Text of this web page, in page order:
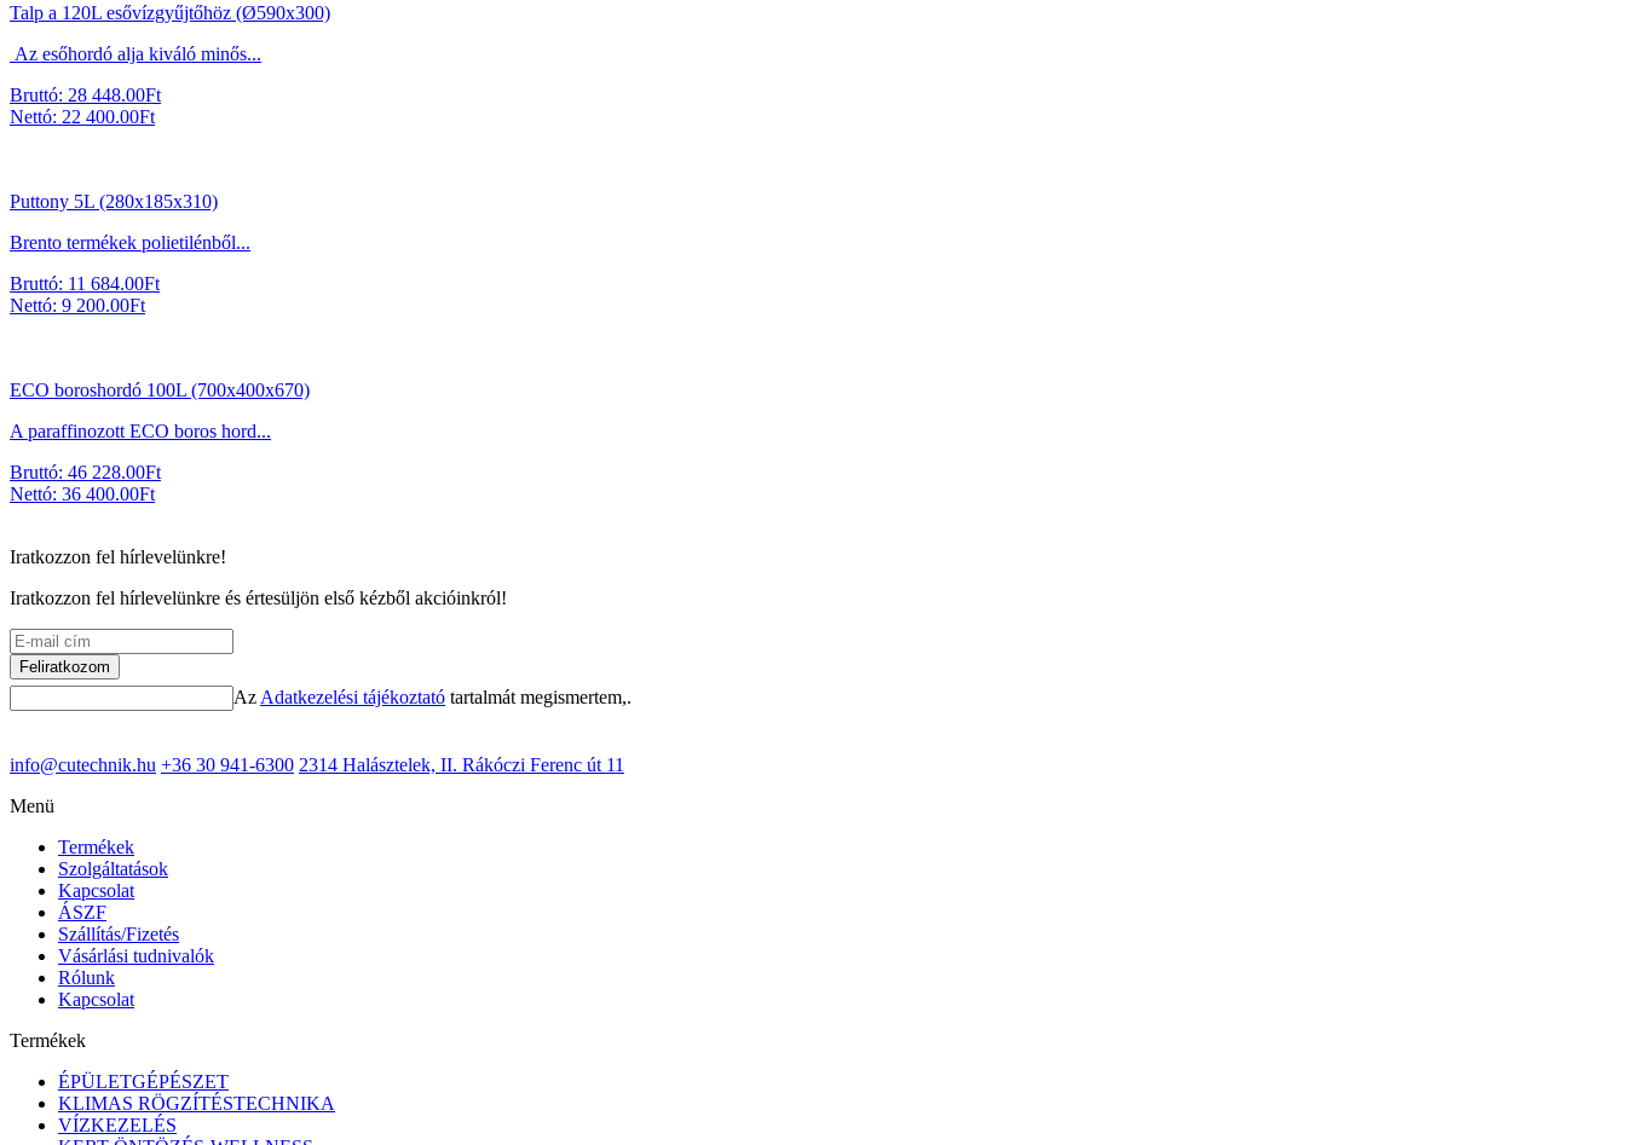
Talp a 120L esővízgyűjtőhöz (Ø590x300)
Az esőhordó alja kiváló minős...
Bruttó: 28 448.00Ft
Nettó: 22 400.00Ft
Puttony 5L (280x185x310)
Brento termékek polietilénből...
Bruttó: 11 684.00Ft
Nettó: 9 200.00Ft
ECO boroshordó 100L (700x400x670)
A paraffinozott ECO boros hord...
Bruttó: 46 228.00Ft
Nettó: 36 400.00Ft
Iratkozzon fel hírlevelünkre!
Iratkozzon fel hírlevelünkre és értesüljön első kézből akcióinkról!
Feliratkozom
Az Adatkezelési tájékoztató tartalmát megismertem,.
info@cutechnik.hu +36 30 941-6300 2314 Halásztelek, II. Rákóczi Ferenc út 11
Menü
Termékek
Szolgáltatások
Kapcsolat
ÁSZF
Szállítás/Fizetés
Vásárlási tudnivalók
Rólunk
Kapcsolat
Termékek
ÉPÜLETGÉPÉSZET
KLIMAS RÖGZÍTÉSTECHNIKA
VÍZKEZELÉS